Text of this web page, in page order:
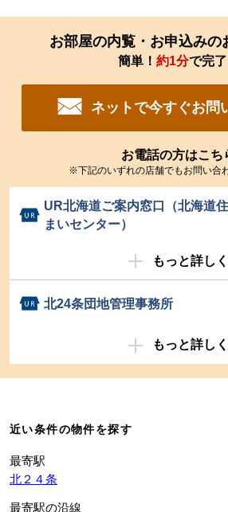
お部屋の内覧・お申込みの
簡単！ 約1分で完了
ネットで今すぐお問
お電話の方はこち
※下記のいずれの店舗でもお問い合
UR北海道ご案内窓口（北海道住
まいセンター）
もっと詳しく
北24条団地管理事務所
もっと詳しく
近い条件の物件を探す
最寄駅
北２４条
最寄駅の沿線